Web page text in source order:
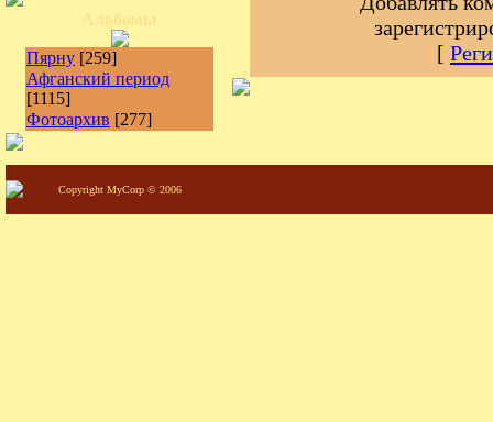
Пярну [259]
Афганский период
[1115]
Фотоархив [277]
[
Copyright MyCorp © 2006